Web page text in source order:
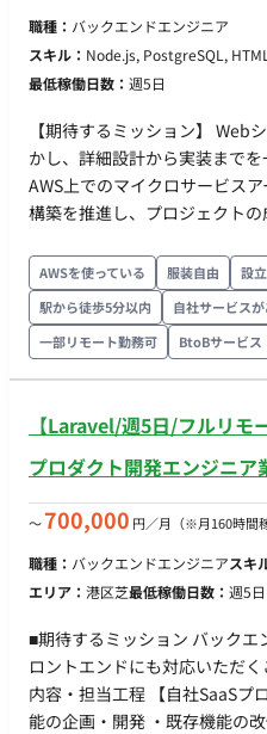
職種： バックエンドエンジニア
スキル： Node.js, PostgreSQL,
最低稼働日数： 週5日
【期待するミッション】 Web
かし、詳細設計から実装までを
AWS上でのマイクロサービス
構築を推進し、プロジェクト
工程 2026年6～9月：PG/PT工
ていただきます。 ■業務の流れ ①検証内容検討 ②実装環境
調査 ③環境構築 ④開発 ⑤検証 ■開発環境 言語
イアントアプリ：C#、html、
html、css、javascript、
ReactElectron、Node.js、.net
③WebAPI：Node.js DB：
Windows 11、Android（最新
Lambda ④認証：Amazon
AppSync ⑥静的保存：Amazon
・稼働量：1人月を想定 ・稼働
京）にご出社をお願いいたし
フレックス稼働：応相談
AWSを使っている 服装自由
設
駅から徒歩5分以内
自社サービス
一部リモート勤務可
BtoBサービス
【Laravel/週5日/フルリモ
プロダクト開発エンジニア
〜700,000 円／月 （※月160時間
職種： バックエンドエンジニアスキ
エリア： 港区芝最低稼働日数： 週5日
■期待するミッション バック
ロントエンドにも対応いただくこ
内容・担当工程 【自社SaaSプ
能の企画・開発 ・既存機能の